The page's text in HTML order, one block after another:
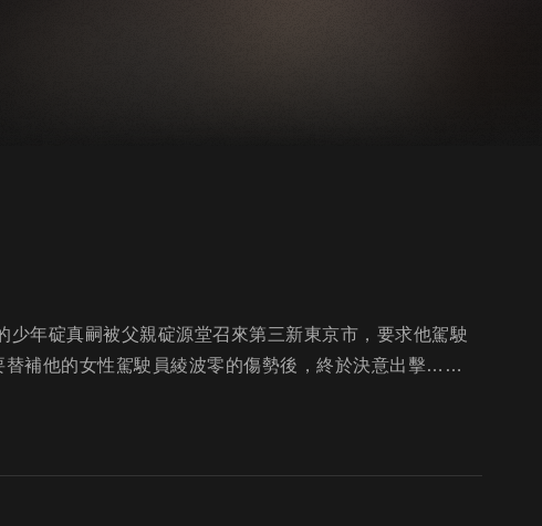
年碇真嗣被父親碇源堂召來第三新東京市，要求他駕駛
補他的女性駕駛員綾波零的傷勢後，終於決意出擊……